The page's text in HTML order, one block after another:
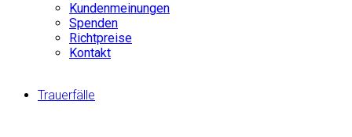
Kundenmeinungen
Spenden
Richtpreise
Kontakt
Trauerfälle